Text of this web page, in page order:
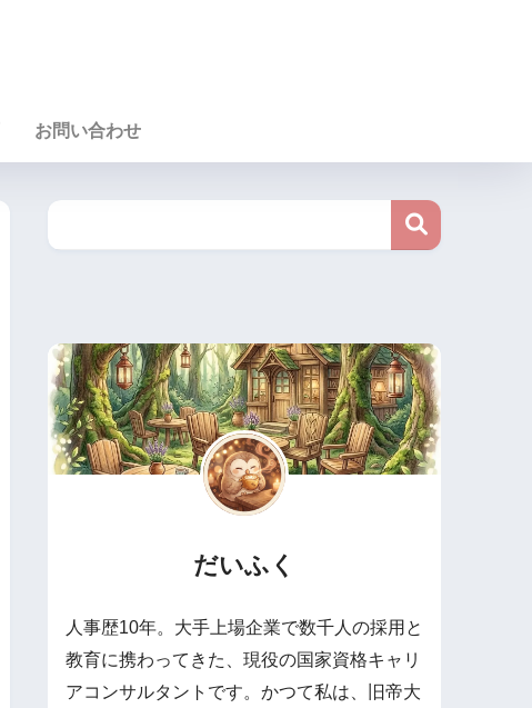
お問い合わせ
だいふく
​人事歴10年。大手上場企業で数千人の採用と
教育に携わってきた、現役の国家資格キャリ
アコンサルタントです。 ​かつて私は、旧帝大